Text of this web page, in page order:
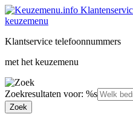
Klantservice telefoonnummers
met het keuzemenu
Zoekresultaten voor: %s